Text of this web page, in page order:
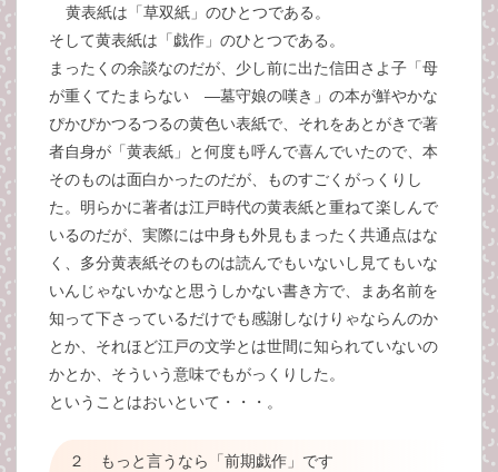
黄表紙は「草双紙」のひとつである。
そして黄表紙は「戯作」のひとつである。
まったくの余談なのだが、少し前に出た信田さよ子「母
が重くてたまらない ―墓守娘の嘆き」の本が鮮やかな
ぴかぴかつるつるの黄色い表紙で、それをあとがきで著
者自身が「黄表紙」と何度も呼んで喜んでいたので、本
そのものは面白かったのだが、ものすごくがっくりし
た。明らかに著者は江戸時代の黄表紙と重ねて楽しんで
いるのだが、実際には中身も外見もまったく共通点はな
く、多分黄表紙そのものは読んでもいないし見てもいな
いんじゃないかなと思うしかない書き方で、まあ名前を
知って下さっているだけでも感謝しなけりゃならんのか
とか、それほど江戸の文学とは世間に知られていないの
かとか、そういう意味でもがっくりした。
ということはおいといて・・・。
２ もっと言うなら「前期戯作」です